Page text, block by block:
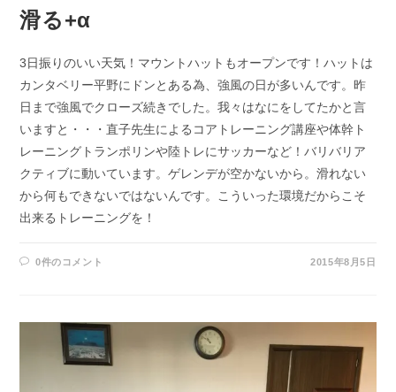
滑る+α
3日振りのいい天気！マウントハットもオープンです！ハットは
カンタベリー平野にドンとある為、強風の日が多いんです。昨
日まで強風でクローズ続きでした。我々はなにをしてたかと言
いますと・・・直子先生によるコアトレーニング講座や体幹ト
レーニングトランポリンや陸トレにサッカーなど！バリバリア
クティブに動いています。ゲレンデが空かないから。滑れない
から何もできないではないんです。こういった環境だからこそ
出来るトレーニングを！
0件のコメント 2015年8月5日